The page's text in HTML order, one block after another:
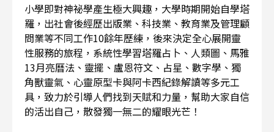
小學即對神祕學產生極大興趣，大學時期開始自學塔
羅，出社會後經歷出版業、科技業、教育業及管理顧
問業等不同工作10餘年歷練，後來決定全心展開靈
性服務的旅程，系統性學習塔羅占卜、人類圖、馬雅
13月亮曆法、靈擺、盧恩符文、占星、數字學、獨
角獸靈氣、心靈原型卡與阿卡西紀錄解讀等多元工
具，致力於引導人們找到天賦和力量，幫助大家自信
的活出自己，散發獨一無二的耀眼光芒！